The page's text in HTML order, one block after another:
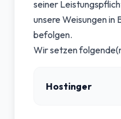
seiner
unsere Weisungen in
befolgen.
Wir setzen
Hostinger